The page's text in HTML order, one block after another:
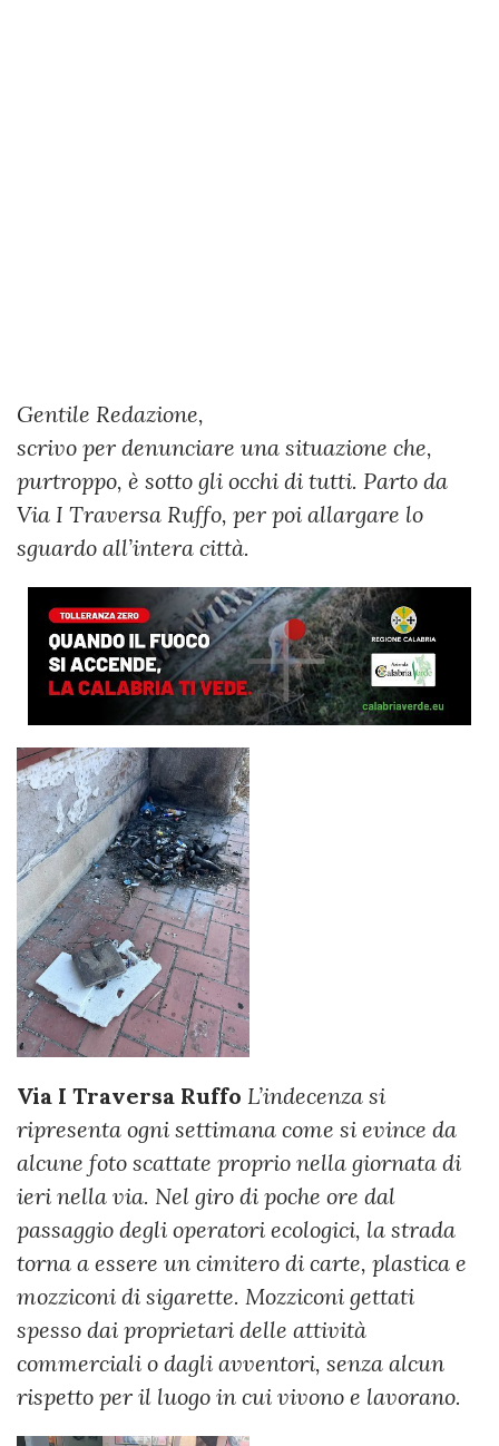
Gentile Redazione,
scrivo per denunciare una situazione che,
purtroppo, è sotto gli occhi di tutti. Parto da
Via I Traversa Ruffo, per poi allargare lo
sguardo all’intera città.
Via I Traversa Ruffo L’indecenza si
ripresenta ogni settimana come si evince da
alcune foto scattate proprio nella giornata di
ieri nella via. Nel giro di poche ore dal
passaggio degli operatori ecologici, la strada
torna a essere un cimitero di carte, plastica e
mozziconi di sigarette. Mozziconi gettati
spesso dai proprietari delle attività
commerciali o dagli avventori, senza alcun
rispetto per il luogo in cui vivono e lavorano.